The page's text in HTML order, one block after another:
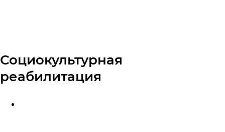
Социокультурная
реабилитация